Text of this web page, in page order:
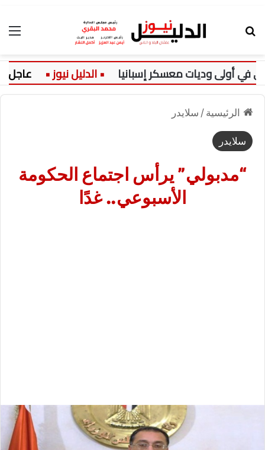
أولى وديات معسكر إسبانيا عاجل:
الرئيسية / سلايدر
سلايدر
“مدبولي” يرأس اجتماع الحكومة
الأسبوعي.. غدًا